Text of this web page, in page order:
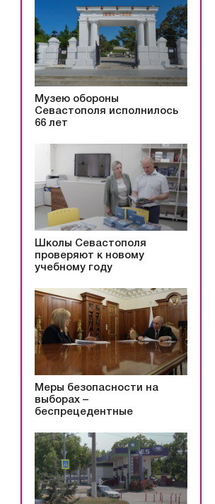
Музею обороны
Севастополя исполнилось
66 лет
Школы Севастополя
проверяют к новому
учебному году
Меры безопасности на
выборах –
беспрецедентные